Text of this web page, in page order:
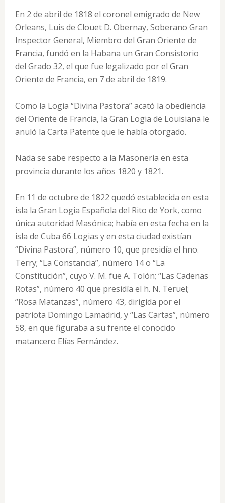
En 2 de abril de 1818 el coronel emigrado de New
Orleans, Luis de Clouet D. Obernay, Soberano Gran
Inspector General, Miembro del Gran Oriente de
Francia, fundó en la Habana un Gran Consistorio
del Grado 32, el que fue legalizado por el Gran
Oriente de Francia, en 7 de abril de 1819.
Como la Logia “Divina Pastora” acató la obediencia
del Oriente de Francia, la Gran Logia de Louisiana le
anuló la Carta Patente que le había otorgado.
Nada se sabe respecto a la Masonería en esta
provincia durante los años 1820 y 1821.
En 11 de octubre de 1822 quedó establecida en esta
isla la Gran Logia Española del Rito de York, como
única autoridad Masónica; había en esta fecha en la
isla de Cuba 66 Logias y en esta ciudad existían
“Divina Pastora”, número 10, que presidía el hno.
Terry; “La Constancia”, número 14 o “La
Constitución”, cuyo V. M. fue A. Tolón; “Las Cadenas
Rotas”, número 40 que presidía el h. N. Teruel;
“Rosa Matanzas”, número 43, dirigida por el
patriota Domingo Lamadrid, y “Las Cartas”, número
58, en que figuraba a su frente el conocido
matancero Elías Fernández.